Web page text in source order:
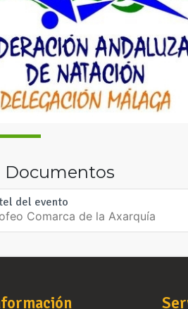
Documentos
del evento
Comarca de la Axarquía